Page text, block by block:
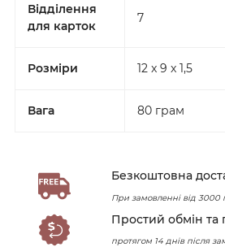
Відділення
для карток
7
Розміри 12 x 9 x 1,5
Вага 80 грам
Безкоштовна
При замовленні від 3000
Простий обмін
протягом 14 днів після